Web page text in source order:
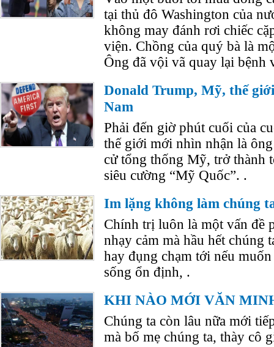
tại thủ đô Washington của
không may đánh rơi chiếc
viện. Chồng của quý bà là
Ông đã vội vã quay lại bệnh
Donald Trump, Mỹ, thế
Nam
Phải đến giờ phút cuối của
thế giới mới nhìn nhận là
cử tổng thống Mỹ, trở thành
siêu cường “Mỹ Quốc”. .
Im lặng không làm chúng
Chính trị luôn là một vấn đề
nhạy cảm mà hầu hết chúng
hay đụng chạm tới nếu
sống ổn định, .
KHI NÀO MỚI VĂN
Chúng ta còn lâu nữa mới
mà bố mẹ chúng ta, thày cô